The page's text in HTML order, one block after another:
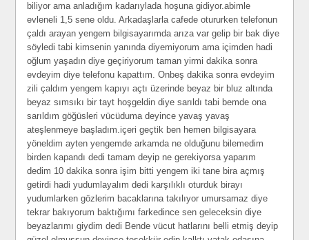
biliyor ama anladığım kadarıylada hoşuna gidiyor.abimle
evleneli 1,5 sene oldu. Arkadaşlarla cafede otururken telefonun
çaldı arayan yengem bilgisayarımda arıza var gelip bir bak diye
söyledi tabi kimsenin yanında diyemiyorum ama içimden hadi
oğlum yaşadın diye geçiriyorum taman yirmi dakika sonra
evdeyim diye telefonu kapattım. Onbeş dakika sonra evdeyim
zili çaldım yengem kapıyı açtı üzerinde beyaz bir bluz altında
beyaz sımsıkı bir tayt hoşgeldin diye sarıldı tabi bemde ona
sarıldım göğüsleri vücüduma deyince yavaş yavaş
ateşlenmeye başladım.içeri geçtik ben hemen bilgisayara
yöneldim ayten yengemde arkamda ne olduğunu bilemedim
birden kapandı dedi tamam deyip ne gerekiyorsa yaparım
dedim 10 dakika sonra işim bitti yengem iki tane bira açmış
getirdi hadi yudumlayalım dedi karşılıklı oturduk birayı
yudumlarken gözlerim bacaklarına takılıyor umursamaz diye
tekrar bakıyorum baktığımı farkedince sen geleceksin diye
beyazlarımı giydim dedi Bende vücut hatlarını belli etmiş deyip